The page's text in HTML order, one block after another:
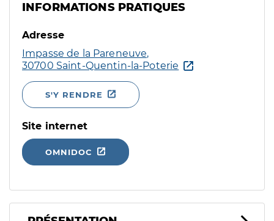
INFORMATIONS PRATIQUES
Adresse
Impasse de la Pareneuve,
30700 Saint-Quentin-la-Poterie
S'Y RENDRE
Site internet
OMNIDOC